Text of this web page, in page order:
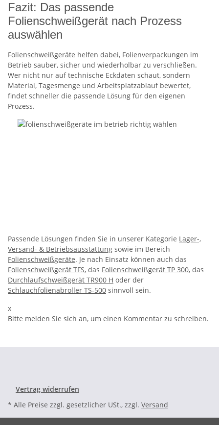
Fazit: Das passende
Folienschweißgerät nach Prozess
auswählen
Folienschweißgeräte helfen dabei, Folienverpackungen im
Betrieb sauber, sicher und wiederholbar zu verschließen.
Wer nicht nur auf technische Eckdaten schaut, sondern
Material, Tagesmenge und Arbeitsplatzablauf bewertet,
findet schneller die passende Lösung für den eigenen
Prozess.
Passende Lösungen finden Sie in unserer Kategorie Lager-,
Versand- & Betriebsausstattung sowie im Bereich
Folienschweißgeräte. Je nach Einsatz können auch das
Folienschweißgerät TFS, das Folienschweißgerät TP 300, das
Durchlaufschweißgerät TR900 H oder der
Schlauchfolienabroller TS-500 sinnvoll sein.
x
Bitte melden Sie sich an, um einen Kommentar zu schreiben.
Vertrag widerrufen
* Alle Preise zzgl. gesetzlicher USt., zzgl. Versand